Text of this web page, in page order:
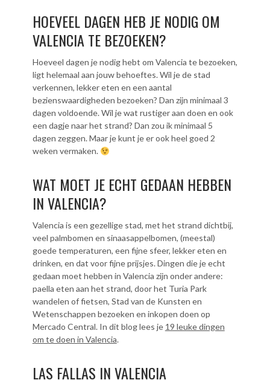
HOEVEEL DAGEN HEB JE NODIG OM
VALENCIA TE BEZOEKEN?
Hoeveel dagen je nodig hebt om Valencia te bezoeken,
ligt helemaal aan jouw behoeftes. Wil je de stad
verkennen, lekker eten en een aantal
bezienswaardigheden bezoeken? Dan zijn minimaal 3
dagen voldoende. Wil je wat rustiger aan doen en ook
een dagje naar het strand? Dan zou ik minimaal 5
dagen zeggen. Maar je kunt je er ook heel goed 2
weken vermaken.
WAT MOET JE ECHT GEDAAN HEBBEN
IN VALENCIA?
Valencia is een gezellige stad, met het strand dichtbij,
veel palmbomen en sinaasappelbomen, (meestal)
goede temperaturen, een fijne sfeer, lekker eten en
drinken, en dat voor fijne prijsjes. Dingen die je echt
gedaan moet hebben in Valencia zijn onder andere:
paella eten aan het strand, door het Turia Park
wandelen of fietsen, Stad van de Kunsten en
Wetenschappen bezoeken en inkopen doen op
Mercado Central. In dit blog lees je 19 leuke dingen
om te doen in Valencia.
LAS FALLAS IN VALENCIA